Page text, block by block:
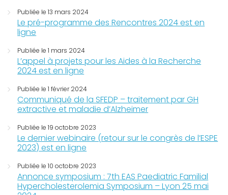
Publiée le 13 mars 2024
Le pré-programme des Rencontres 2024 est en
ligne
Publiée le 1 mars 2024
L’appel à projets pour les Aides à la Recherche
2024 est en ligne
Publiée le 1 février 2024
Communiqué de la SFEDP – traitement par GH
extractive et maladie d’Alzheimer
Publiée le 19 octobre 2023
Le dernier webinaire (retour sur le congrès de l’ESPE
2023) est en ligne
Publiée le 10 octobre 2023
Annonce symposium : 7th EAS Paediatric Familial
Hypercholesterolemia Symposium – Lyon 25 mai